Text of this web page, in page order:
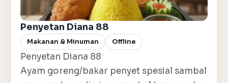
Penyetan Diana 88
Makanan & Minuman Offline
Penyetan Diana 88
Ayam goreng/bakar penyet spesial sambal